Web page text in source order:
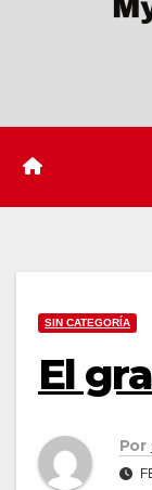
SIN CATEGORÍA
El
Por